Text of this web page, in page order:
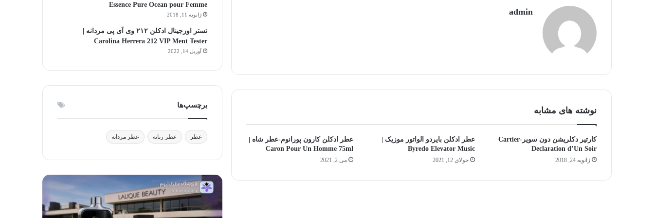
admin
نوشته های مشابه
کارتیر دکلریشن دون سویر-Cartier
Declaration d’Un Soir
ژانویه 24, 2018
عطر ادکلن بایردو الواتور موزیک |
Byredo Elevator Music
جولای 12, 2021
عطر ادکلن کارون پورانوم-عطر شاه |
Caron Pour Un Homme 75ml
می 2, 2021
Essence Pure Ocean pour Femme
ژانویه 11, 2018
تستر اورجینال ادکلن ۲۱۲ وی آی پی مردانه |
Carolina Herrera 212 VIP Ment Tester
آوریل 14, 2022
برچسپ‌ها
عطر عطر زنانه عطر مردانه
جالب‌ترین
چرا
لالیک
بیوتی:
هنر،
آیا
عطر